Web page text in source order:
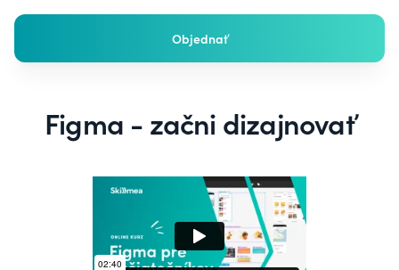
Objednať
Figma - začni dizajnovať